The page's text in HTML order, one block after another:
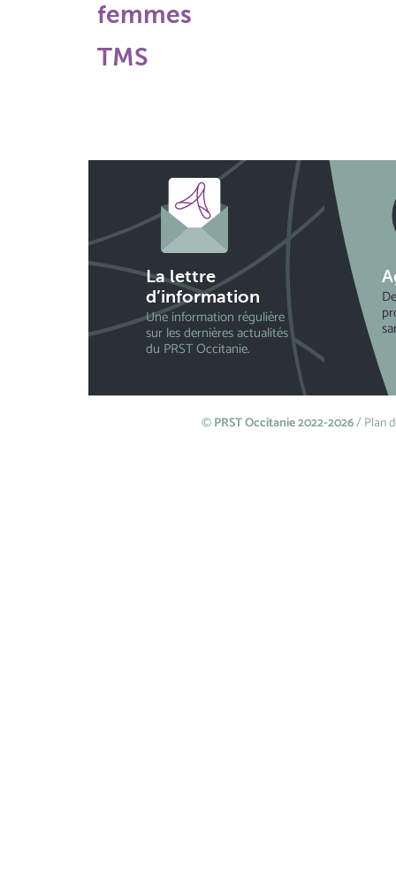
femmes
TMS
La lettre
d’information
Une information régulière
sur les dernières actualités
du PRST Occitanie.
©PRST Occitanie 2022-2026/Plan